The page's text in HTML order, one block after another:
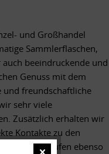
und Großhandel
Sammlerflaschen,
beeindruckende und
Genuss mit dem
und freundschaftliche
sehr viele
Zusätzlich erhalten wir
Kontakte zu den
Wir kaufen ebenso